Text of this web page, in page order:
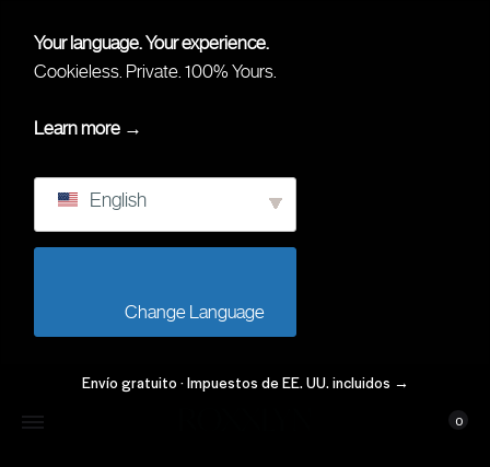
Your language. Your experience.
Cookieless. Private. 100% Yours.
Learn more →
English
Envío gratuito · Impuestos de EE. UU. incluidos →
Mi Cuenta
0